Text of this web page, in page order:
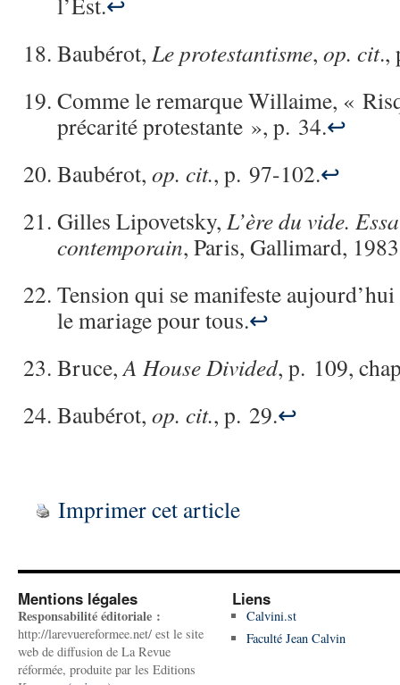
Baubérot, Le protestantisme, op. cit.,
Comme le remarque Willaime, «
précarité protestante », p. 34.↩
Baubérot, op. cit., p. 97-102.↩
Gilles Lipovetsky, L’ère du vide.
contemporain, Paris, Gallimard,
Tension qui se manifeste
le mariage pour tous.↩
Bruce,A House Divided, p. 109,
Baubérot, op. cit., p. 29.↩
Imprimer cet article
Mentions légales
Responsabilité éditoriale :
http://larevuereformee.net/ est le site
web de diffusion de La Revue
réformée, produite par les Editions
Liens
Calvini.st
Faculté Jean Calvin